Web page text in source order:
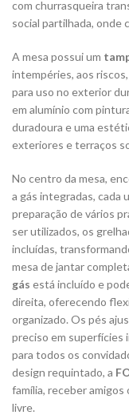
com churrasqueira
social partilhada, onde
A mesa possui um
intempéries, aos
para uso no exterior
em alumínio com
duradoura e uma
exteriores e terraços
No centro da mesa,
a gás integradas, cada
preparação de vários
ser utilizados, os
incluídas,
mesa de jantar
gás está incluído e
direita, oferecendo
organizado. Os pés
preciso em superfícies
para todos os
design requintado, a
família, receber
livre.